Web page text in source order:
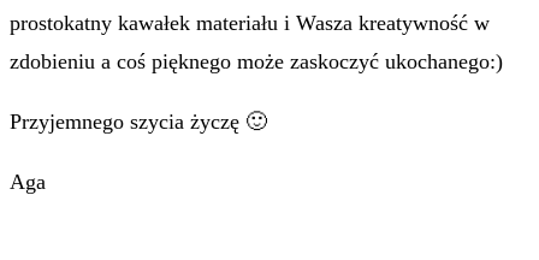
prostokatny kawałek materiału i Wasza kreatywność w
zdobieniu a coś pięknego może zaskoczyć ukochanego:)
Przyjemnego szycia życzę 🙂
Aga